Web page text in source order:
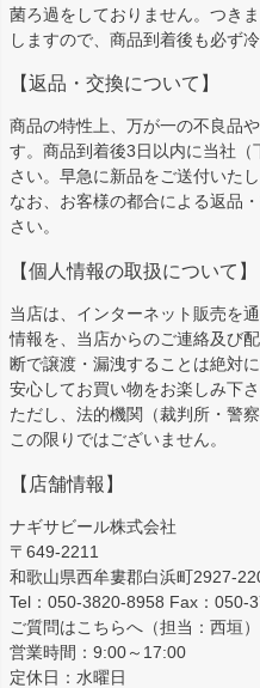
菌ろ過をしておりません。つき
しますので、商品到着後も必ず
【返品・交換について】
商品の特性上、万が一の不良品
す。商品到着後3日以内に当社
さい。早急に新品をご送付いたし
なお、お客様の都合による返品
さい。
【個人情報の取扱について】
当店は、インターネット販売を
情報を、当店からのご連絡及び
断で譲渡・漏洩することは絶対に
安心してお買い物をお楽しみ下さ
ただし、法的機関（裁判所・警
この限りではございません。
【店舗情報】
ナギサビール株式会社
〒649-2211
和歌山県西牟婁郡白浜町2927-
Tel：050-3820-8958 Fax：050-
ご質問はこちらへ（担当：西垣）
営業時間：9:00～17:00
定休日：水曜日